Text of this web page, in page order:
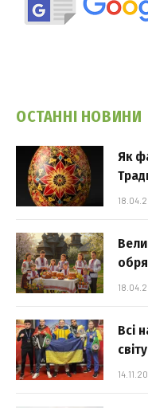
ОСТАННІ НОВИНИ
Як
Всі